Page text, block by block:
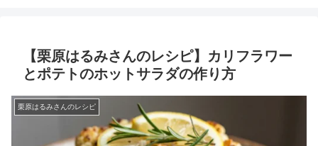
【栗原はるみさんのレシピ】カリフラワー
とポテトのホットサラダの作り方
栗原はるみさんのレシピ